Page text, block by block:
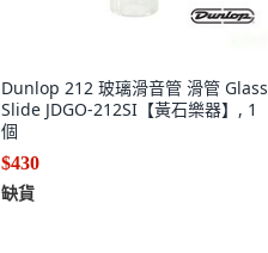
Dunlop 212 玻璃滑音管 滑管 Glass
Slide JDGO-212SI【黃石樂器】, 1
個
$430
缺貨